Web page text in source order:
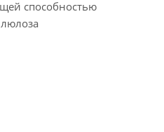
способностью